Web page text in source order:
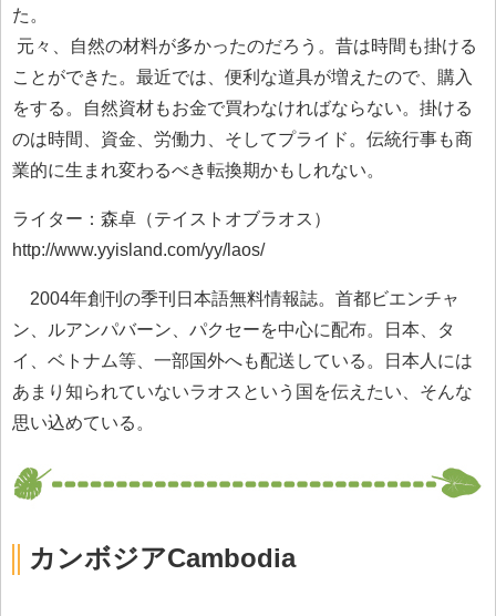
た。
元々、自然の材料が多かったのだろう。昔は時間も掛ける
ことができた。最近では、便利な道具が増えたので、購入
をする。自然資材もお金で買わなければならない。掛ける
のは時間、資金、労働力、そしてプライド。伝統行事も商
業的に生まれ変わるべき転換期かもしれない。
ライター：森卓（テイストオブラオス）
http://www.yyisland.com/yy/laos/
2004年創刊の季刊日本語無料情報誌。首都ビエンチャ
ン、ルアンパバーン、パクセーを中心に配布。日本、タ
イ、ベトナム等、一部国外へも配送している。日本人には
あまり知られていないラオスという国を伝えたい、そんな
思い込めている。
カンボジアCambodia